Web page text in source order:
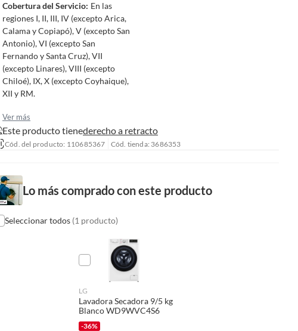
Cobertura del Servicio: En las
regiones I, II, III, IV (excepto Arica,
Calama y Copiapó), V (excepto San
Antonio), VI (excepto San
Fernando y Santa Cruz), VII
(excepto Linares), VIII (excepto
Chiloé), IX, X (excepto Coyhaique),
XII y RM.
Ver más
Este producto tienederecho a retracto
Cód. del producto: 110685367 Cód. tienda: 3686353
Lo más comprado con este producto
Seleccionar todos (1 producto)
LG
Lavadora Secadora 9/5 kg
Blanco WD9WVC4S6
-36%